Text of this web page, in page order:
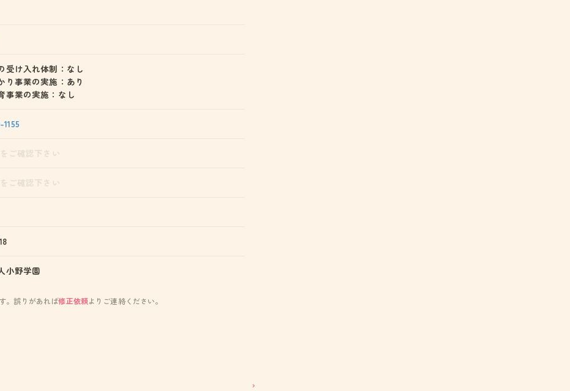
受け入れ体制：なし
り事業の実施：あり
事業の実施：なし
小野学園
。誤りがあれば修正依頼よりご連絡ください。